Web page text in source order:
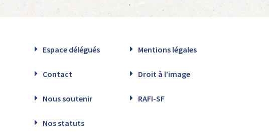
Espace délégués Mentions légales
Contact Droit à l’image
Nous soutenir RAFI-SF
Nos statuts